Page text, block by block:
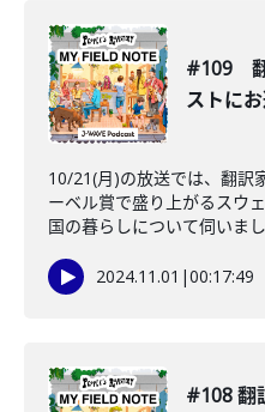
#109 翻
ストに
10/21(月)の放送では、翻訳
ーベル賞で盛り上がるスウ
国の暮らしについて伺いまし
2024.11.01 |00:17:49
#108 翻